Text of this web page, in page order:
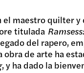
maestro quilter
titulada
del rapero,
de arte ha
, y ha dado la